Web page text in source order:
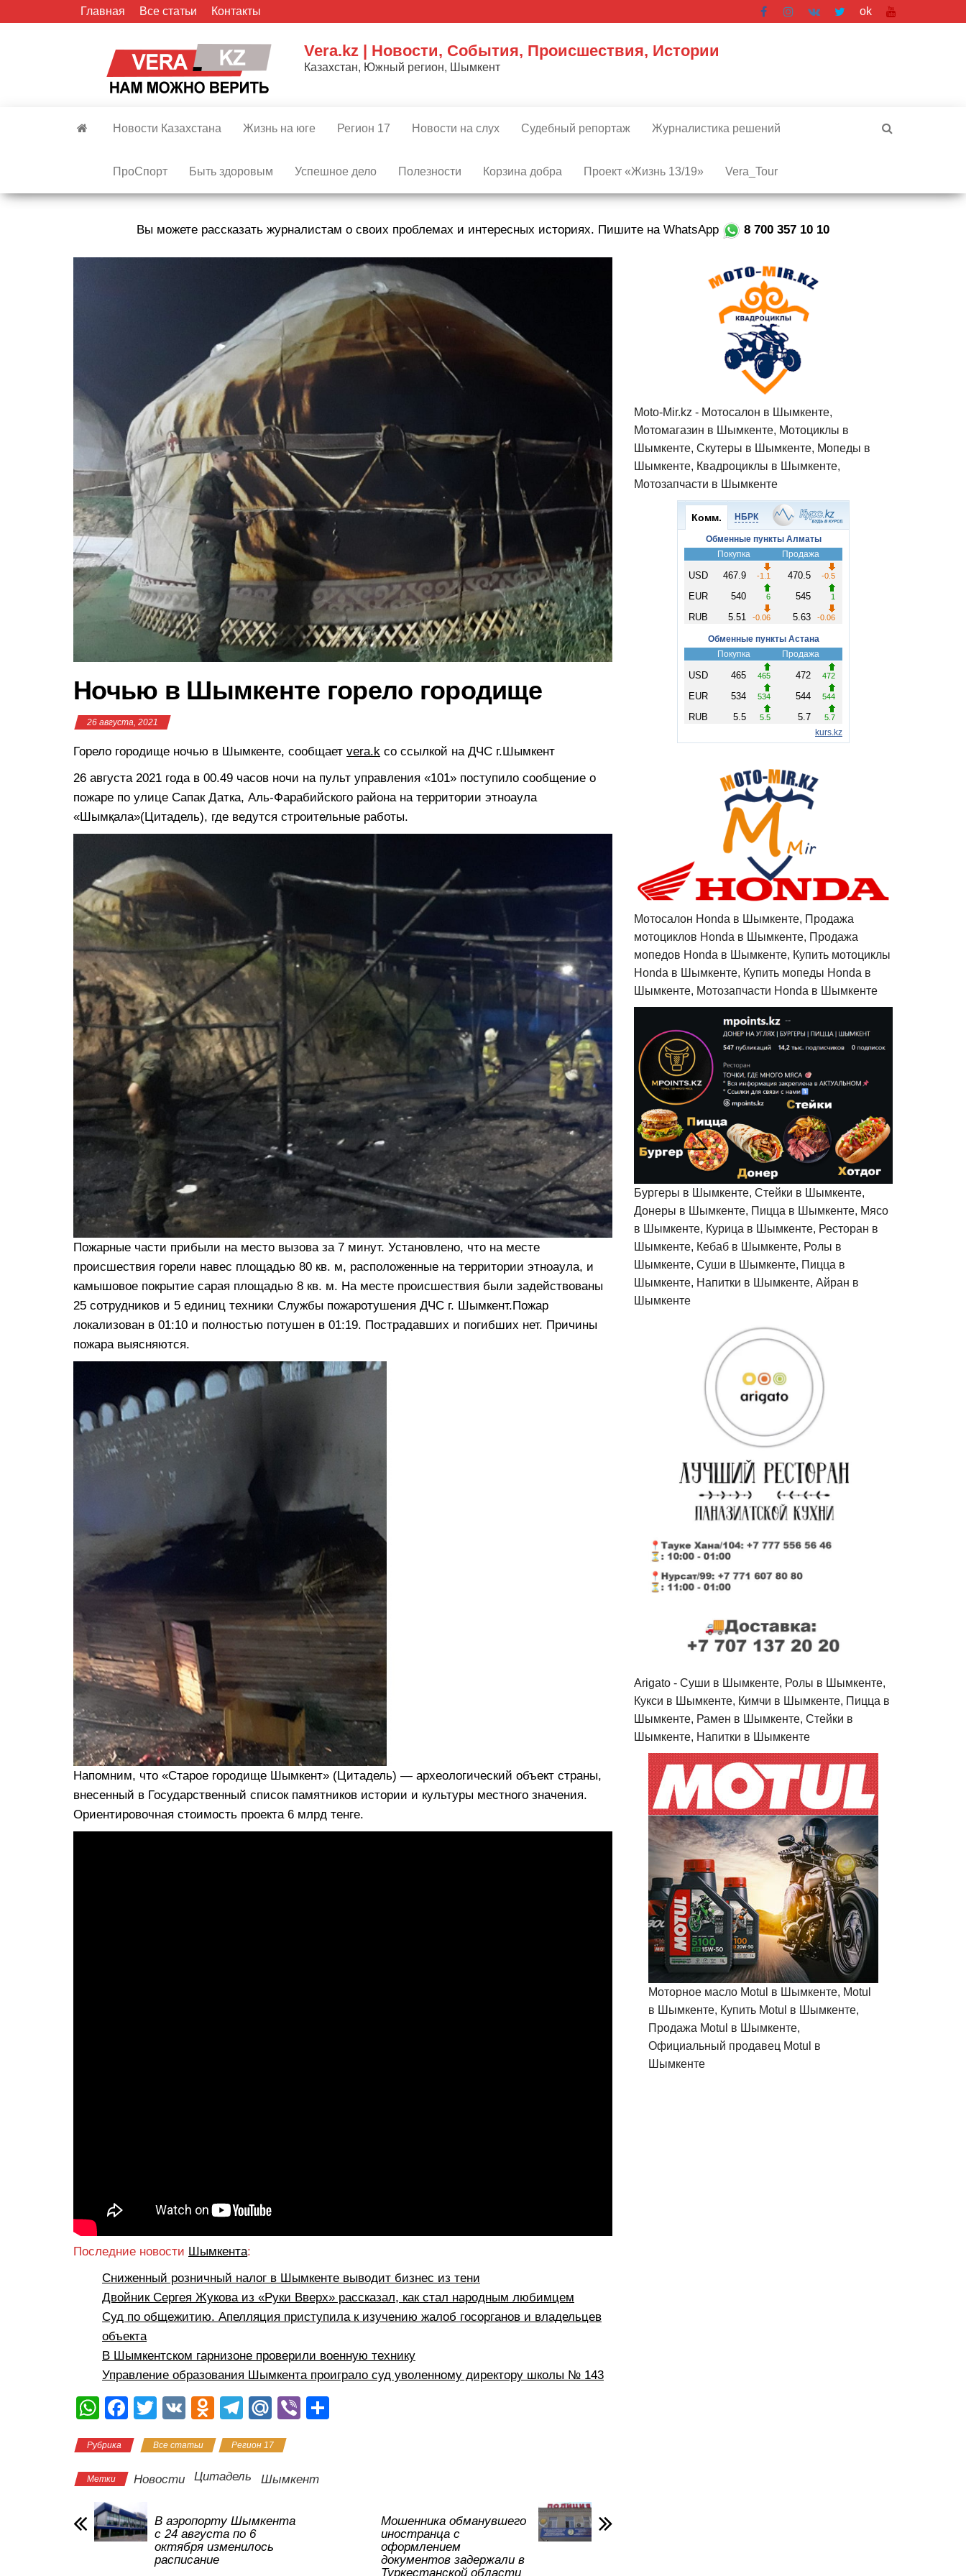
Главная Все статьи Контакты ok
Vera.kz | Новости, События, Происшествия, Истории
Казахстан, Южный регион, Шымкент
Новости Казахстана Жизнь на юге Регион 17 Новости на слух Судебный репортаж Журналистика решений
ПроСпорт Быть здоровым Успешное дело Полезности Корзина добра Проект «Жизнь 13/19» Vera_Tour
Вы можете рассказать журналистам о своих проблемах и интересных историях. Пишите на WhatsApp 8 700 357 10 10
Ночью в Шымкенте горело городище
26 августа, 2021
Горело городище ночью в Шымкенте, сообщает vera.k со ссылкой на ДЧС г.Шымкент
26 августа 2021 года в 00.49 часов ночи на пульт управления «101» поступило сообщение о
пожаре по улице Сапак Датка, Аль-Фарабийского района на территории этноаула
«Шымқала»(Цитадель), где ведутся строительные работы.
Пожарные части прибыли на место вызова за 7 минут. Установлено, что на месте
происшествия горели навес площадью 80 кв. м, расположенные на территории этноаула, и
камышовое покрытие сарая площадью 8 кв. м. На месте происшествия были задействованы
25 сотрудников и 5 единиц техники Службы пожаротушения ДЧС г. Шымкент.Пожар
локализован в 01:10 и полностью потушен в 01:19. Пострадавших и погибших нет. Причины
пожара выясняются.
Напомним, что «Старое городище Шымкент» (Цитадель) — археологический объект страны,
внесенный в Государственный список памятников истории и культуры местного значения.
Ориентировочная стоимость проекта 6 млрд тенге.
Последние новости Шымкента:
Сниженный розничный налог в Шымкенте выводит бизнес из тени
Двойник Сергея Жукова из «Руки Вверх» рассказал, как стал народным любимцем
Суд по общежитию. Апелляция приступила к изучению жалоб госорганов и владельцев
объекта
В Шымкентском гарнизоне проверили военную технику
Управление образования Шымкента проиграло суд уволенному директору школы № 143
W
at
s
A
p
p
F
c
e
o
o
T
tt
er
V
O
n
o
a
ss
ni
T
e
gr
m
M
.R
u
Vi
Рубрика Все статьи Регион 17
Метки Новости Цитадель Шымкент
В аэропорту Шымкента
с 24 августа по 6
октября изменилось
расписание
Мошенника обманувшего
иностранца с
оформлением
документов задержали в
Туркестанской области
Moto-Mir.kz - Мотосалон в Шымкенте,
Мотомагазин в Шымкенте, Мотоциклы в
Шымкенте, Скутеры в Шымкенте, Мопеды в
Шымкенте, Квадроциклы в Шымкенте,
Мотозапчасти в Шымкенте
Мотосалон Honda в Шымкенте, Продажа
мотоциклов Honda в Шымкенте, Продажа
мопедов Honda в Шымкенте, Купить мотоциклы
Honda в Шымкенте, Купить мопеды Honda в
Шымкенте, Мотозапчасти Honda в Шымкенте
Бургеры в Шымкенте, Стейки в Шымкенте,
Донеры в Шымкенте, Пицца в Шымкенте, Мясо
в Шымкенте, Курица в Шымкенте, Ресторан в
Шымкенте, Кебаб в Шымкенте, Ролы в
Шымкенте, Суши в Шымкенте, Пицца в
Шымкенте, Напитки в Шымкенте, Айран в
Шымкенте
Arigato - Cуши в Шымкенте, Ролы в Шымкенте,
Кукси в Шымкенте, Кимчи в Шымкенте, Пицца в
Шымкенте, Рамен в Шымкенте, Стейки в
Шымкенте, Напитки в Шымкенте
Моторное масло Motul в Шымкенте, Motul
в Шымкенте, Купить Motul в Шымкенте,
Продажа Motul в Шымкенте,
Официальный продавец Motul в
Шымкенте